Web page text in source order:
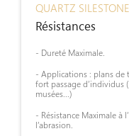
QUARTZ SILESTONE
Résistances
- Dureté Maximale.
- Applications : plans de
fort passage d’individus
musées...)
- Résistance Maximale à
l’abrasion.